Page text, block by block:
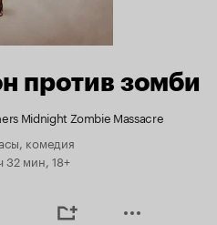
против зомби
Midnight Zombie Massacre
комедия
32 мин, 18+